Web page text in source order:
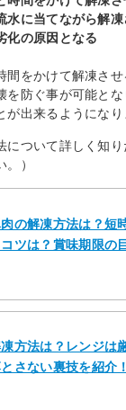
水に当てながら解
化の原因となる
間をかけて解凍さ
を防ぐ事が可能と
出来るようになり
について詳しく知
）
の解凍方法は？短
ツは？賞味期限の
方法は？レンジは
さない裏技を紹介！